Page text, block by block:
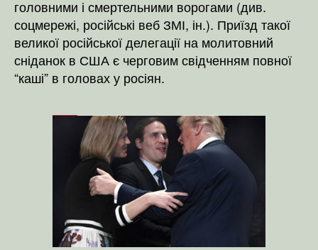
головними і смертельними ворогами (див.
соцмережі, російські веб ЗМІ, ін.). Приїзд такої
великої російської делегації на молитовний
сніданок в США є черговим свідченням повної
“каші” в головах у росіян.